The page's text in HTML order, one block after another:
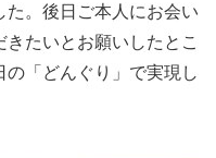
た。後日ご本人にお会い
たいとお願いしたとこ
「どんぐり」で実現し